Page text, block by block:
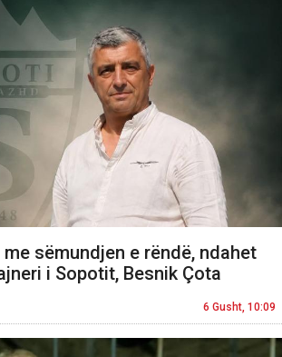
sëmundjen e rëndë, ndahet
i Sopotit, Besnik Çota
6 Gusht, 10:09